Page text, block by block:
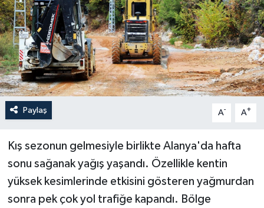
Paylaş A- A+
Kış sezonun gelmesiyle birlikte Alanya'da hafta
sonu sağanak yağış yaşandı. Özellikle kentin
yüksek kesimlerinde etkisini gösteren yağmurdan
sonra pek çok yol trafiğe kapandı. Bölge
KANALV Spor
Kültür Sanat
Magazin
Öğle Bülteni
Sosyal medya